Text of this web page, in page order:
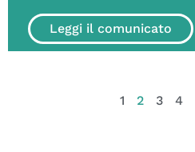
Leggi il comunicato
1 2 3 4